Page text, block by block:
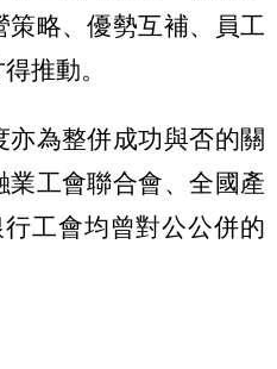
略、優勢互補、員工
推動。
為整併成功與否的關
工會聯合會、全國產
工會均曾對公公併的